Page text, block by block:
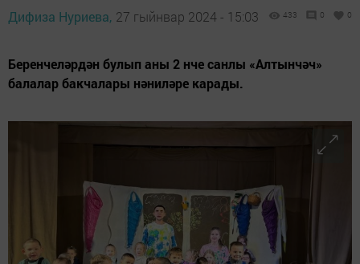
Дифиза Нуриева, 27 гыйнвар 2024 - 15:03 433 0 0
Беренчеләрдән булып аны 2 нче санлы «Алтынчәч»
балалар бакчалары нәниләре карады.